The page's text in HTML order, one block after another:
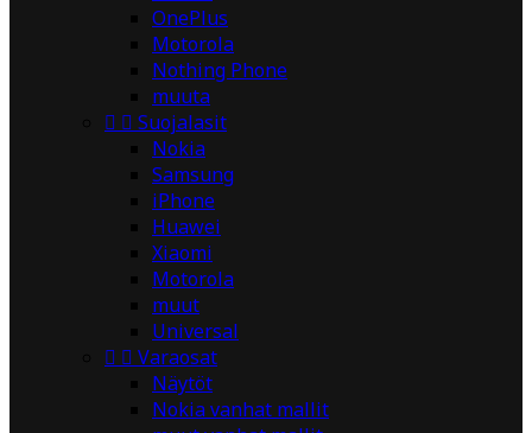
OnePlus
Motorola
Nothing Phone
muuta
  Suojalasit
Nokia
Samsung
iPhone
Huawei
Xiaomi
Motorola
muut
Universal
  Varaosat
Näytöt
Nokia vanhat mallit